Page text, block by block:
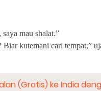
mau shalat.”
kutemani cari tempat,”
(Gratis) ke India